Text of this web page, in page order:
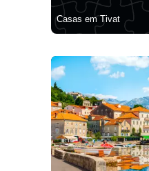
Casas em Tivat